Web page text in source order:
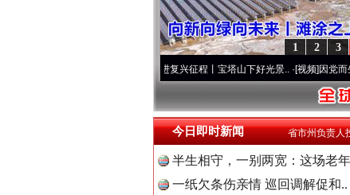
3
2
1
牢记初心使命 奋进复兴征程丨宝塔山下好光景..·[视频]因党而生 为党而战
今日即时新闻
半生相守，一别两宽：这场老
一纸欠条伤亲情 巡回调解促和..
省市州负责人
“后车司机肯定在骂我”